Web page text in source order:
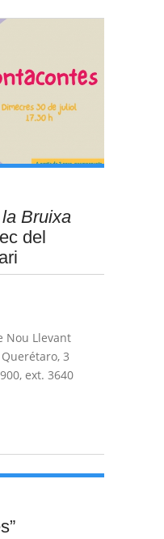
Bruixa
del
Nou Llevant
3
ext. 3640